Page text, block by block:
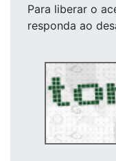
Para liberar o
responda ao